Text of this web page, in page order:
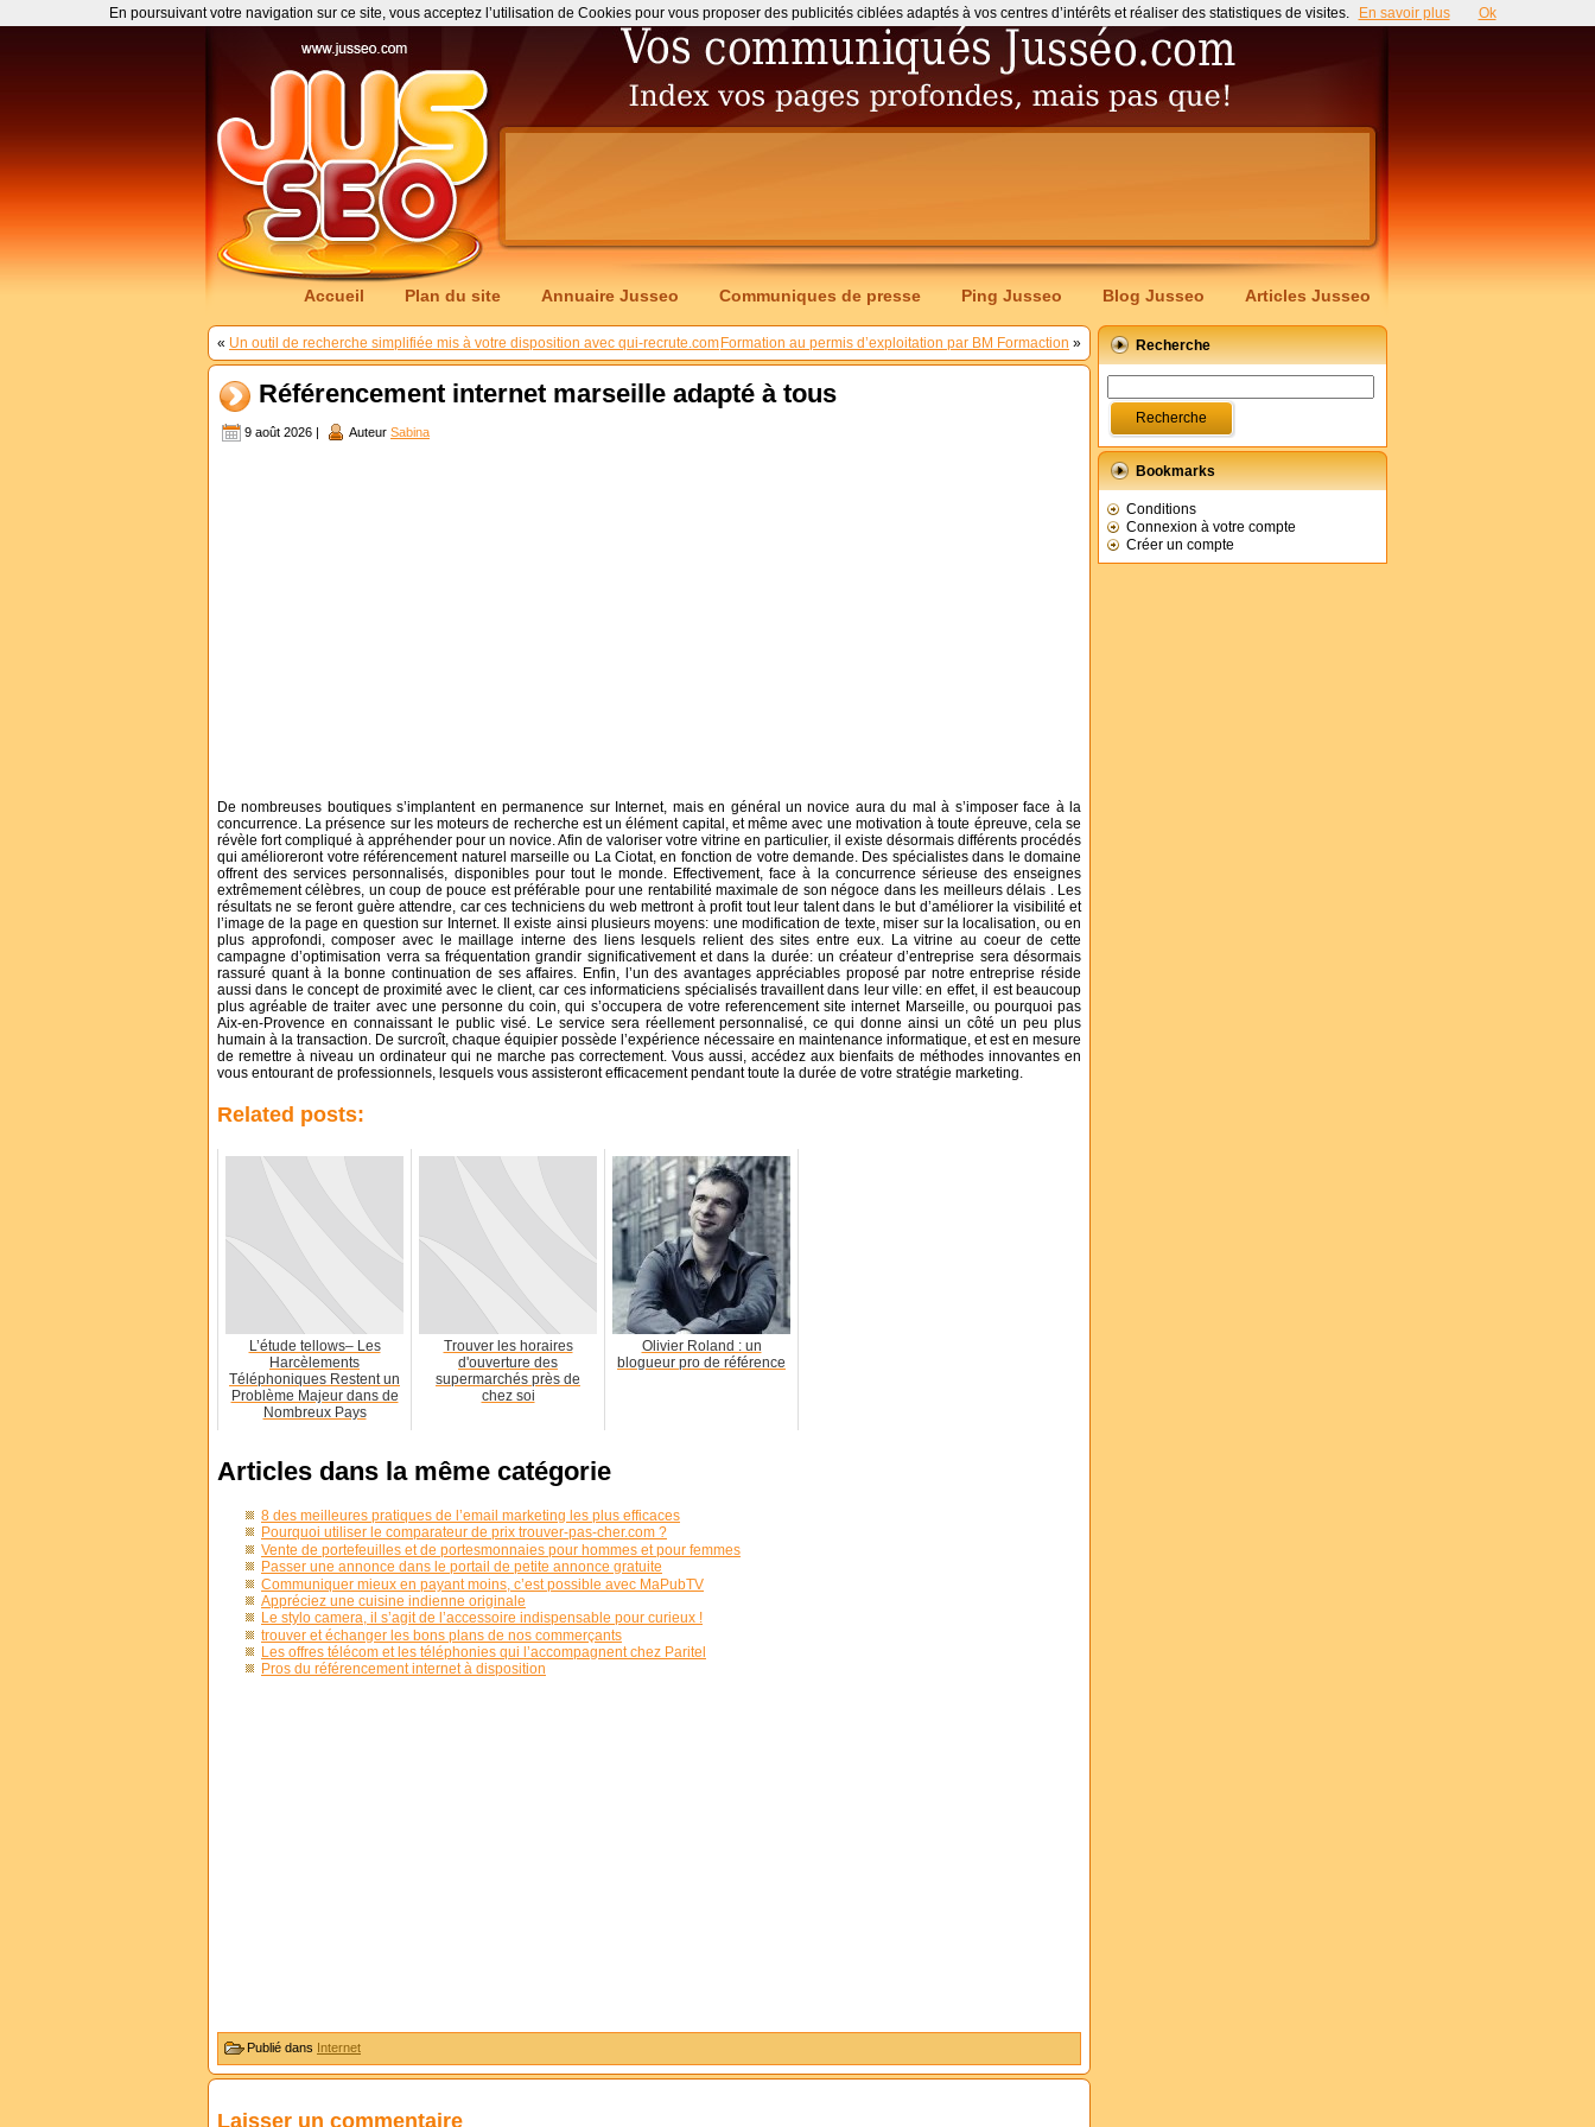
Accueil Plan du site Annuaire Jusseo Communiques de presse Ping Jusseo Blog Jusseo Articles Jusseo
« Un outil de recherche simplifiée mis à votre disposition avec qui-recrute.com Formation au permis d’exploitation par BM Formaction »
Référencement internet marseille adapté à tous
9 août 2026 | Auteur Sabina
De nombreuses boutiques s’implantent en permanence sur Internet, mais en général un novice aura du mal à s’imposer face à la
concurrence. La présence sur les moteurs de recherche est un élément capital, et même avec une motivation à toute épreuve, cela se
révèle fort compliqué à appréhender pour un novice. Afin de valoriser votre vitrine en particulier, il existe désormais différents procédés
qui amélioreront votre référencement naturel marseille ou La Ciotat, en fonction de votre demande. Des spécialistes dans le domaine
offrent des services personnalisés, disponibles pour tout le monde. Effectivement, face à la concurrence sérieuse des enseignes
extrêmement célèbres, un coup de pouce est préférable pour une rentabilité maximale de son négoce dans les meilleurs délais . Les
résultats ne se feront guère attendre, car ces techniciens du web mettront à profit tout leur talent dans le but d’améliorer la visibilité et
l’image de la page en question sur Internet. Il existe ainsi plusieurs moyens: une modification de texte, miser sur la localisation, ou en
plus approfondi, composer avec le maillage interne des liens lesquels relient des sites entre eux. La vitrine au coeur de cette
campagne d’optimisation verra sa fréquentation grandir significativement et dans la durée: un créateur d’entreprise sera désormais
rassuré quant à la bonne continuation de ses affaires. Enfin, l’un des avantages appréciables proposé par notre entreprise réside
aussi dans le concept de proximité avec le client, car ces informaticiens spécialisés travaillent dans leur ville: en effet, il est beaucoup
plus agréable de traiter avec une personne du coin, qui s’occupera de votre referencement site internet Marseille, ou pourquoi pas
Aix-en-Provence en connaissant le public visé. Le service sera réellement personnalisé, ce qui donne ainsi un côté un peu plus
humain à la transaction. De surcroît, chaque équipier possède l’expérience nécessaire en maintenance informatique, et est en mesure
de remettre à niveau un ordinateur qui ne marche pas correctement. Vous aussi, accédez aux bienfaits de méthodes innovantes en
vous entourant de professionnels, lesquels vous assisteront efficacement pendant toute la durée de votre stratégie marketing.
Related posts:
L’étude tellows– Les
Harcèlements
Téléphoniques Restent un
Problème Majeur dans de
Nombreux Pays
Trouver les horaires
d'ouverture des
supermarchés près de
chez soi
Olivier Roland : un
blogueur pro de référence
Articles dans la même catégorie
8 des meilleures pratiques de l’email marketing les plus efficaces
Pourquoi utiliser le comparateur de prix trouver-pas-cher.com ?
Vente de portefeuilles et de portesmonnaies pour hommes et pour femmes
Passer une annonce dans le portail de petite annonce gratuite
Communiquer mieux en payant moins, c’est possible avec MaPubTV
Appréciez une cuisine indienne originale
Le stylo camera, il s’agit de l’accessoire indispensable pour curieux !
trouver et échanger les bons plans de nos commerçants
Les offres télécom et les téléphonies qui l’accompagnent chez Paritel
Pros du référencement internet à disposition
Publié dans Internet
Laisser un commentaire
Recherche
Bookmarks
Conditions
Connexion à votre compte
Créer un compte
En poursuivant votre navigation sur ce site, vous acceptez l’utilisation de Cookies pour vous proposer des publicités ciblées adaptés à vos centres d’intérêts et réaliser des statistiques de visites. En savoir plus Ok